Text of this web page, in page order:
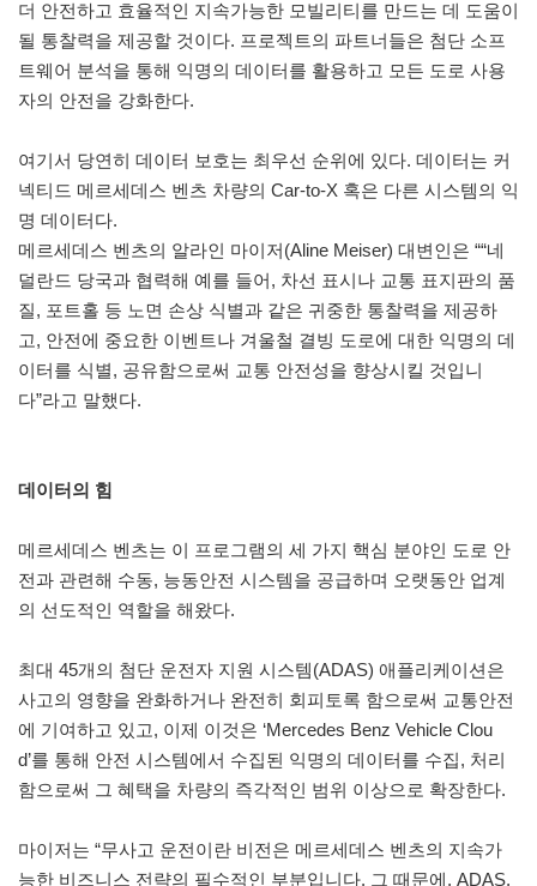
더 안전하고 효율적인 지속가능한 모빌리티를 만드는 데 도움이
될 통찰력을 제공할 것이다. 프로젝트의 파트너들은 첨단 소프
트웨어 분석을 통해 익명의 데이터를 활용하고 모든 도로 사용
자의 안전을 강화한다.
여기서 당연히 데이터 보호는 최우선 순위에 있다. 데이터는 커
넥티드 메르세데스 벤츠 차량의 Car-to-X 혹은 다른 시스템의 익
명 데이터다.
메르세데스 벤츠의 알라인 마이저(Aline Meiser) 대변인은 ““네
덜란드 당국과 협력해 예를 들어, 차선 표시나 교통 표지판의 품
질, 포트홀 등 노면 손상 식별과 같은 귀중한 통찰력을 제공하
고, 안전에 중요한 이벤트나 겨울철 결빙 도로에 대한 익명의 데
이터를 식별, 공유함으로써 교통 안전성을 향상시킬 것입니
다”라고 말했다.
데이터의 힘
메르세데스 벤츠는 이 프로그램의 세 가지 핵심 분야인 도로 안
전과 관련해 수동, 능동안전 시스템을 공급하며 오랫동안 업계
의 선도적인 역할을 해왔다.
최대 45개의 첨단 운전자 지원 시스템(ADAS) 애플리케이션은
사고의 영향을 완화하거나 완전히 회피토록 함으로써 교통안전
에 기여하고 있고, 이제 이것은 ‘Mercedes Benz Vehicle Clou
d’를 통해 안전 시스템에서 수집된 익명의 데이터를 수집, 처리
함으로써 그 혜택을 차량의 즉각적인 범위 이상으로 확장한다.
마이저는 “무사고 운전이란 비전은 메르세데스 벤츠의 지속가
능한 비즈니스 전략의 필수적인 부분입니다. 그 때문에, ADAS,